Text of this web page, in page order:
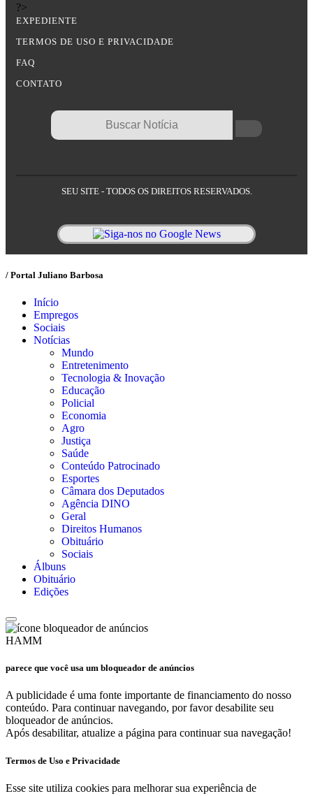
?>
EXPEDIENTE
TERMOS DE USO E PRIVACIDADE
FAQ
CONTATO
SEU SITE - TODOS OS DIREITOS RESERVADOS.
/ Portal Juliano Barbosa
Início
Empregos
Sociais
Notícias
Mundo
Entretenimento
Tecnologia & Inovação
Educação
Policial
Economia
Agro
Justiça
Saúde
Conteúdo Patrocinado
Esportes
Câmara dos Deputados
Agência DINO
Geral
Direitos Humanos
Obituário
Sociais
Álbuns
Obituário
Edições
HAMM
parece que você usa um bloqueador de anúncios
A publicidade é uma fonte importante de financiamento do nosso
conteúdo. Para continuar navegando, por favor desabilite seu
bloqueador de anúncios.
Após desabilitar, atualize a página para continuar sua navegação!
Termos de Uso e Privacidade
Esse site utiliza cookies para melhorar sua experiência de